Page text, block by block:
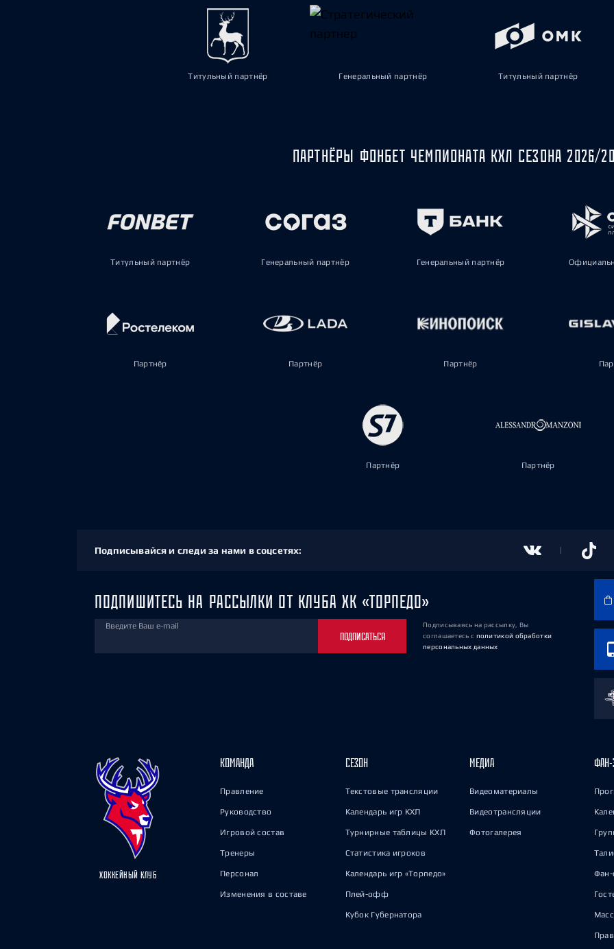
Титульный партнёр Генеральный партнёр Титульный партнёр
ПАРТНЁРЫ ФОНБЕТ ЧЕМПИОНАТА КХЛ СЕЗОНА 2026/
Титульный партнёр Генеральный партнёр Генеральный партнёр
Партнёр Партнёр Партнёр
Партнёр Партнёр
Подписывайся и следи за нами в соцсетях:
ПОДПИШИТЕСЬ НА РАССЫЛКИ ОТ КЛУБА ХК «ТОРПЕДО»
Введите Ваш e-mail
ПОДПИСАТЬСЯ
Подписываясь на рассылку, Вы
соглашаетесь с политикой обработки
персональных данных
ХОККЕЙНЫЙ КЛУБ
КОМАНДА
Правление
Руководство
Игровой состав
Тренеры
Персонал
Изменения в составе
СЕЗОН
Текстовые трансляции
Календарь игр КХЛ
Турнирные таблицы КХЛ
Статистика игроков
Календарь игр «Торпедо»
Плей-офф
Кубок Губернатора
МЕДИА
Видеоматериалы
Видеотрансляции
Фотогалерея
ФАН-
Фан-